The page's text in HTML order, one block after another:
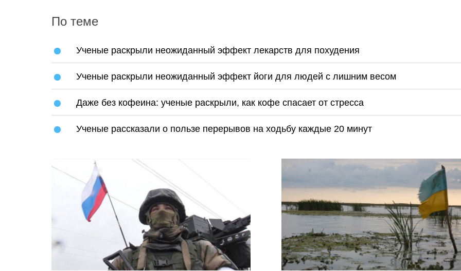
По теме
Ученые раскрыли неожиданный эффект лекарств для похудения
Ученые раскрыли неожиданный эффект йоги для людей с лишним весом
Даже без кофеина: ученые раскрыли, как кофе спасает от стресса
Ученые рассказали о пользе перерывов на ходьбу каждые 20 минут